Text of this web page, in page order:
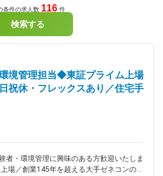
条件の求人数 116件
検索する
環境管理担当◆東証プライム上場
祝休・フレックスあり／住宅手
者・環境管理に興味のある方歓迎いたしま
場／創業145年を超える大手ゼネコンの安